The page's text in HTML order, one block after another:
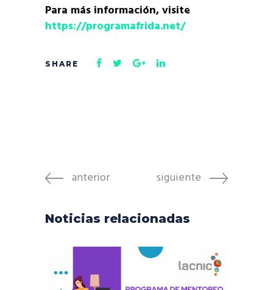
Para más información, visite
https://programafrida.net/
anterior siguiente
Noticias relacionadas